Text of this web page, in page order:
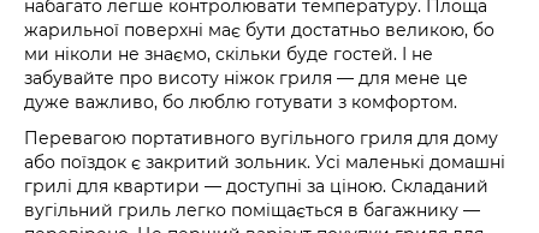
набагато легше контролювати температуру. Площа
жарильної поверхні має бути достатньо великою, бо
ми ніколи не знаємо, скільки буде гостей. І не
забувайте про висоту ніжок гриля — для мене це
дуже важливо, бо люблю готувати з комфортом.
Перевагою портативного вугільного гриля для дому
або поїздок є закритий зольник. Усі маленькі домашні
грилі для квартири — доступні за ціною. Складаний
вугільний гриль легко поміщається в багажнику —